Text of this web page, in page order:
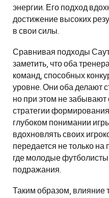
энергии. Его подход
достижение высоких
в свои силы.
Сравнивая подходы
заметить, что оба
команд, способных
уровне. Они оба делают
но при этом не
стратегии
глубоком понимании
вдохновлять своих
передается не только на
где молодые
подражания.
Таким образом,